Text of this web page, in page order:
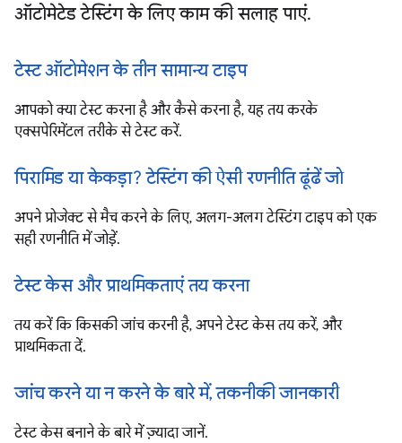
ऑटोमेटेड टेस्टिंग के लिए काम की सलाह पाएं.
टेस्ट ऑटोमेशन के तीन सामान्य टाइप
आपको क्या टेस्ट करना है और कैसे करना है, यह तय करके
एक्सपेरिमेंटल तरीके से टेस्ट करें.
पिरामिड या केकड़ा? टेस्टिंग की ऐसी रणनीति ढूंढें जो
अपने प्रोजेक्ट से मैच करने के लिए, अलग-अलग टेस्टिंग टाइप को एक
सही रणनीति में जोड़ें.
टेस्ट केस और प्राथमिकताएं तय करना
तय करें कि किसकी जांच करनी है, अपने टेस्ट केस तय करें, और
प्राथमिकता दें.
जांच करने या न करने के बारे में, तकनीकी जानकारी
टेस्ट केस बनाने के बारे में ज़्यादा जानें.